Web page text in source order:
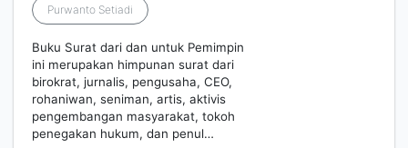
Purwanto Setiadi
Buku Surat dari dan untuk Pemimpin
ini merupakan himpunan surat dari
birokrat, jurnalis, pengusaha, CEO,
rohaniwan, seniman, artis, aktivis
pengembangan masyarakat, tokoh
penegakan hukum, dan penul…